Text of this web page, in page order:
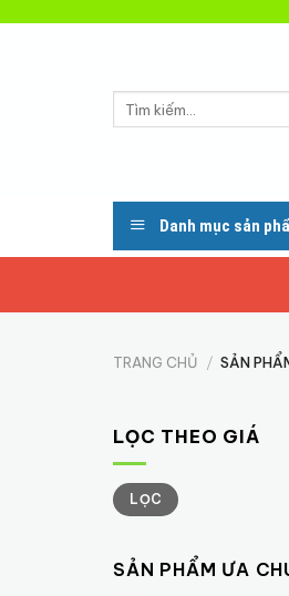
Tìm
Danh mục sản
TRANG CHỦ / SẢN
LỌC THEO GIÁ
Giá
tối
thiểu
Giá
tối
đa
LỌC
SẢN PHẨM ƯA